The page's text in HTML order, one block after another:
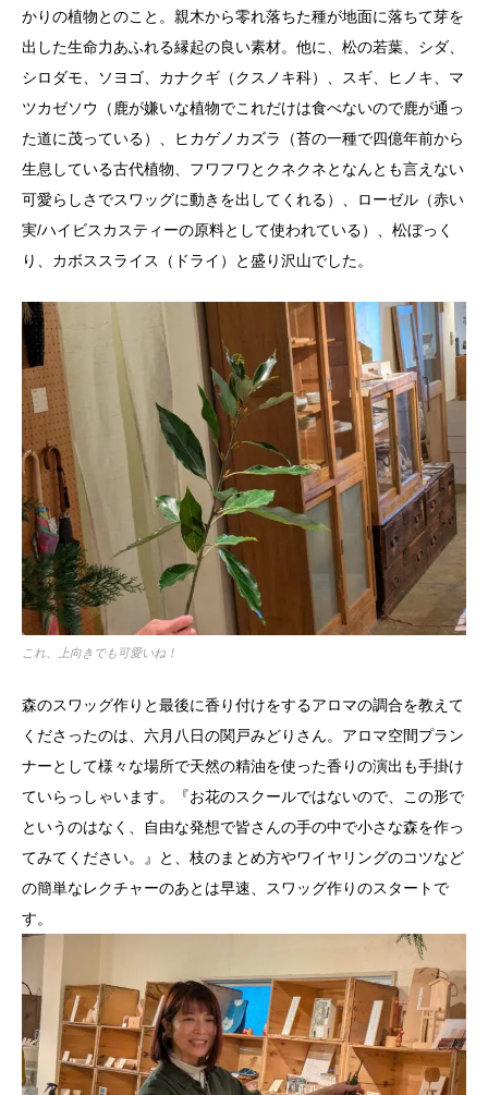
かりの植物とのこと。親木から零れ落ちた種が地面に落ちて芽を
出した生命力あふれる縁起の良い素材。他に、松の若葉、シダ、
シロダモ、ソヨゴ、カナクギ（クスノキ科）、スギ、ヒノキ、マ
ツカゼソウ（鹿が嫌いな植物でこれだけは食べないので鹿が通っ
た道に茂っている）、ヒカゲノカズラ（苔の一種で四億年前から
生息している古代植物、フワフワとクネクネとなんとも言えない
可愛らしさでスワッグに動きを出してくれる）、ローゼル（赤い
実/ハイビスカスティーの原料として使われている）、松ぼっく
り、カボススライス（ドライ）と盛り沢山でした。
これ、上向きでも可愛いね！
森のスワッグ作りと最後に香り付けをするアロマの調合を教えて
くださったのは、六月八日の関戸みどりさん。アロマ空間プラン
ナーとして様々な場所で天然の精油を使った香りの演出も手掛け
ていらっしゃいます。『お花のスクールではないので、この形で
というのはなく、自由な発想で皆さんの手の中で小さな森を作っ
てみてください。』と、枝のまとめ方やワイヤリングのコツなど
の簡単なレクチャーのあとは早速、スワッグ作りのスタートで
す。